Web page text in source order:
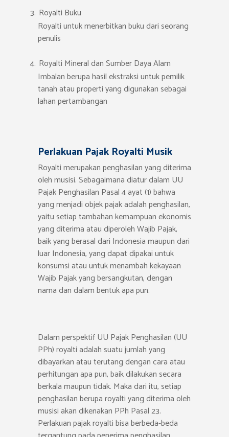
Royalti Buku
Royalti untuk menerbitkan buku dari seorang
penulis
Royalti Mineral dan Sumber Daya Alam
Imbalan berupa hasil ekstraksi untuk pemilik
tanah atau properti yang digunakan sebagai
lahan pertambangan
Perlakuan Pajak Royalti Musik
Royalti merupakan penghasilan yang diterima
oleh musisi. Sebagaimana diatur dalam UU
Pajak Penghasilan Pasal 4 ayat (1) bahwa
yang menjadi objek pajak adalah penghasilan,
yaitu setiap tambahan kemampuan ekonomis
yang diterima atau diperoleh Wajib Pajak,
baik yang berasal dari Indonesia maupun dari
luar Indonesia, yang dapat dipakai untuk
konsumsi atau untuk menambah kekayaan
Wajib Pajak yang bersangkutan, dengan
nama dan dalam bentuk apa pun.
Dalam perspektif UU Pajak Penghasilan (UU
PPh) royalti adalah suatu jumlah yang
dibayarkan atau terutang dengan cara atau
perhitungan apa pun, baik dilakukan secara
berkala maupun tidak. Maka dari itu, setiap
penghasilan berupa royalti yang diterima oleh
musisi akan dikenakan PPh Pasal 23.
Perlakuan pajak royalti bisa berbeda-beda